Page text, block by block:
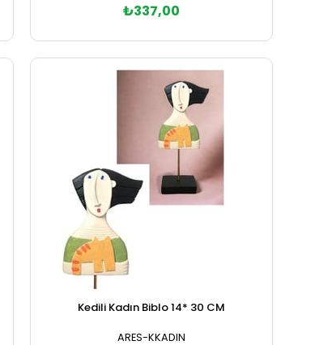
₺337,00
Sepete Ekle
Kedili Kadın Biblo 14* 30 CM
ARES-KKADIN